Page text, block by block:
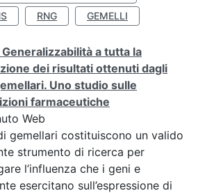
RNG GEMELLI
a tutta la
dei risultati ottenuti dagli
Uno studio sulle
farmaceutiche
Web
gemellari costituiscono un valido
strumento di ricerca per
l’influenza che i geni e
esercitano sull’espressione di